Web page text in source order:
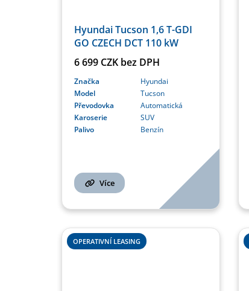
Hyundai Tucson 1,6 T-GDI
GO CZECH DCT 110 kW
6 699 CZK bez DPH
Značka
Hyundai
Model
Tucson
Převodovka
Automatická
Karoserie
SUV
Palivo
Benzín
Více
OPERATIVNÍ LEASING